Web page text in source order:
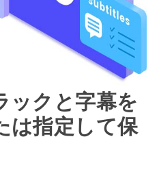
ックと字幕を
は指定して保